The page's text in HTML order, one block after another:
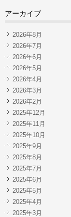
アーカイブ
2026年8月
2026年7月
2026年6月
2026年5月
2026年4月
2026年3月
2026年2月
2025年12月
2025年11月
2025年10月
2025年9月
2025年8月
2025年7月
2025年6月
2025年5月
2025年4月
2025年3月